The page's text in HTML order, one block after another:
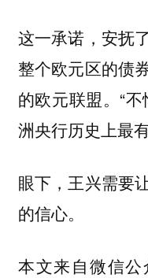
这一承诺，安抚
整个欧元区的债
的欧元联盟。“
洲央行历史上最
眼下，王兴需要
的信心。
本文来自微信公